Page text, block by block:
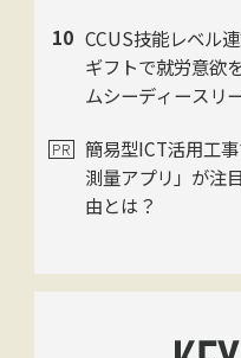
CCUS技能レベル
ギフトで就労意欲
ムシーディースリ
リース。前田建設
導入
簡易型ICT活用工
測量アプリ」が注
由とは？